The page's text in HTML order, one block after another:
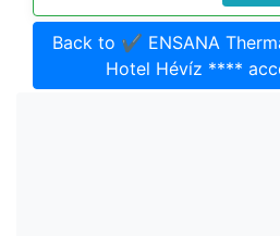
Back to ✔️ ENSANA
Hotel Hévíz ****